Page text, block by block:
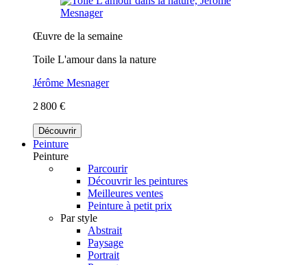
Œuvre de la semaine
Toile L'amour dans la nature
Jérôme Mesnager
2 800 €
Découvrir
Peinture
Peinture
Parcourir
Découvrir les peintures
Meilleures ventes
Peinture à petit prix
Par style
Abstrait
Paysage
Portrait